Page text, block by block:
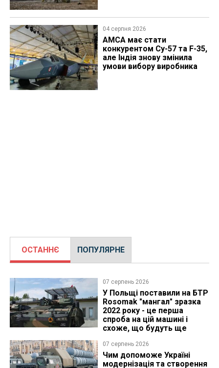
04 серпня 2026
AMCA має стати
конкурентом Су-57 та F-35,
але Індія знову змінила
умови вибору виробника
ОСТАННЄ ПОПУЛЯРНЕ
07 серпень 2026
У Польщі поставили на БТР
Rosomak "мангал" зразка
2022 року - це перша
спроба на цій машині і
схоже, що будуть ще
07 серпень 2026
Чим допоможе Україні
модернізація та створення